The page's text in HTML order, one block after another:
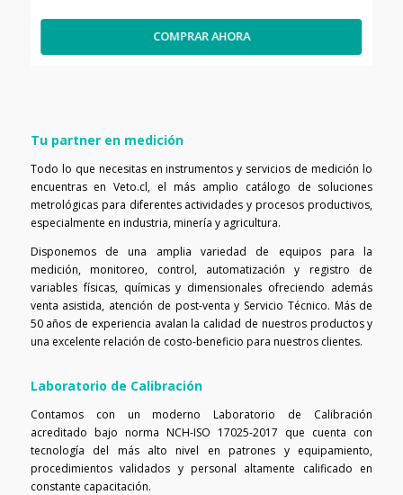
COMPRAR AHORA
Tu partner en medición
Todo lo que necesitas en instrumentos y servicios de medición lo
encuentras en Veto.cl, el más amplio catálogo de soluciones
metrológicas para diferentes actividades y procesos productivos,
especialmente en industria, minería y agricultura.
Disponemos de una amplia variedad de equipos para la
medición, monitoreo, control, automatización y registro de
variables físicas, químicas y dimensionales ofreciendo además
venta asistida, atención de post-venta y Servicio Técnico. Más de
50 años de experiencia avalan la calidad de nuestros productos y
una excelente relación de costo-beneficio para nuestros clientes.
Laboratorio de Calibración
Contamos con un moderno Laboratorio de Calibración
acreditado bajo norma NCH-ISO 17025-2017 que cuenta con
tecnología del más alto nivel en patrones y equipamiento,
procedimientos validados y personal altamente calificado en
constante capacitación.